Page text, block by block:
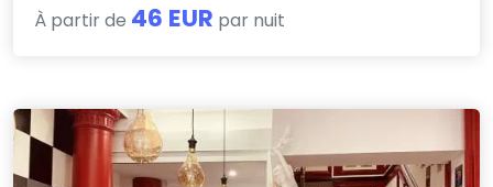
À partir de 46 EUR par nuit